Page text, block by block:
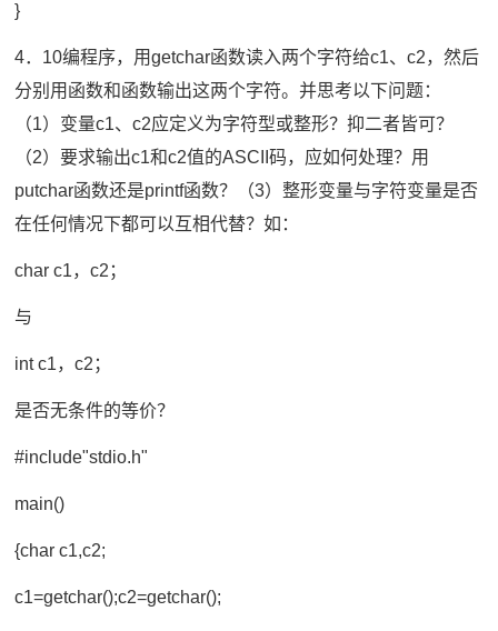
}
4．10编程序，用getchar函数读入两个字符给c1、c2，然后
分别用函数和函数输出这两个字符。并思考以下问题：
（1）变量c1、c2应定义为字符型或整形？抑二者皆可？
（2）要求输出c1和c2值的ASCII码，应如何处理？用
putchar函数还是printf函数？（3）整形变量与字符变量是否
在任何情况下都可以互相代替？如：
char c1，c2；
与
int c1，c2；
是否无条件的等价？
#include"stdio.h"
main()
{char c1,c2;
c1=getchar();c2=getchar();